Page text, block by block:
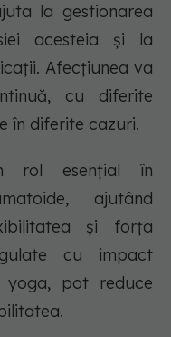
la gestionarea
acesteia și la
Afecțiunea va
cu diferite
în diferite cazuri.
rol esențial în
ajutând
și forța
cu impact
pot reduce